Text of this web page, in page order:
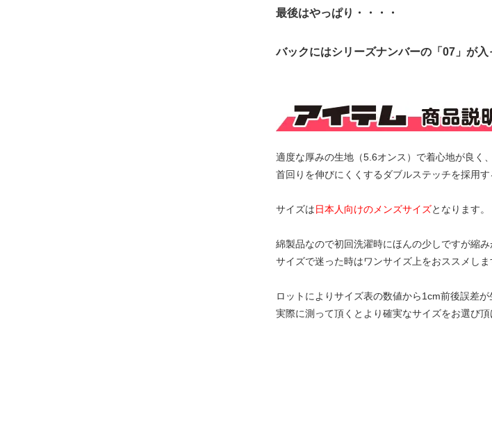
最後はやっぱり・・・・
バックにはシリーズナンバーの「07」が入
適度な厚みの生地（5.6オンス）で着心地が良く
首回りを伸びにくくするダブルステッチを採用
サイズは日本人向けのメンズサイズとなります。
綿製品なので初回洗濯時にほんの少しですが縮み
サイズで迷った時はワンサイズ上をおススメしま
ロットによりサイズ表の数値から1cm前後誤差
実際に測って頂くとより確実なサイズをお選び頂